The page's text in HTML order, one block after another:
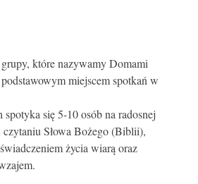
które nazywamy Domami
miejscem spotkań w
się 5-10 osób na radosnej
Słowa Bożego (Biblii),
życia wiarą oraz